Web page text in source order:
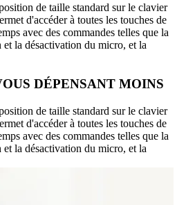
de taille standard sur le clavier
d'accéder à toutes les touches de
avec des commandes telles que la
et la désactivation du micro, et la
DÉPENSANT MOINS
de taille standard sur le clavier
d'accéder à toutes les touches de
avec des commandes telles que la
et la désactivation du micro, et la